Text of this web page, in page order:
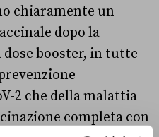
chiaramente un
dopo la
booster, in tutte
2 che della malattia
completa con